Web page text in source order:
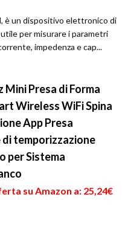
è un dispositivo elettronico di
per misurare i parametri
impedenza e cap...
Mini Presa di Forma
Wireless WiFi Spina
App Presa
temporizzazione
per Sistema
su Amazon a: 25,24€